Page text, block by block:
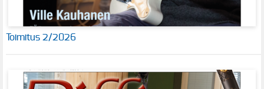
Toimitus 2/2026